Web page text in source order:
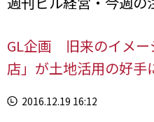
GL企画 旧来のイメー
店」が土地活用の好手
2016.12.19 16:12